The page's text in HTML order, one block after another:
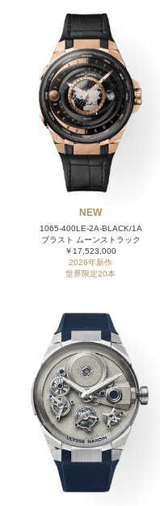
NEW
1065-400LE-2A-BLACK/1A
ブラスト ムーンストラック
￥17,523,000
2026年新作
世界限定20本